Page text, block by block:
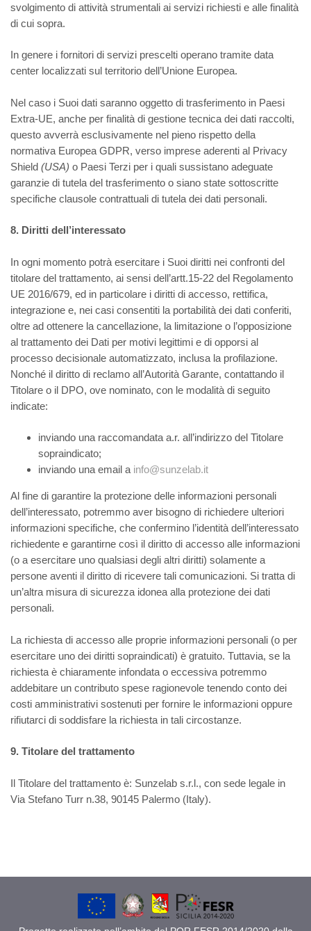
svolgimento di attività strumentali ai servizi richiesti e alle finalità
di cui sopra.
In genere i fornitori di servizi prescelti operano tramite data
center localizzati sul territorio dell’Unione Europea.
Nel caso i Suoi dati saranno oggetto di trasferimento in Paesi
Extra-UE, anche per finalità di gestione tecnica dei dati raccolti,
questo avverrà esclusivamente nel pieno rispetto della
normativa Europea GDPR, verso imprese aderenti al Privacy
Shield (USA) o Paesi Terzi per i quali sussistano adeguate
garanzie di tutela del trasferimento o siano state sottoscritte
specifiche clausole contrattuali di tutela dei dati personali.
8. Diritti dell’interessato
In ogni momento potrà esercitare i Suoi diritti nei confronti del
titolare del trattamento, ai sensi dell’artt.15-22 del Regolamento
UE 2016/679, ed in particolare i diritti di accesso, rettifica,
integrazione e, nei casi consentiti la portabilità dei dati conferiti,
oltre ad ottenere la cancellazione, la limitazione o l’opposizione
al trattamento dei Dati per motivi legittimi e di opporsi al
processo decisionale automatizzato, inclusa la profilazione.
Nonché il diritto di reclamo all’Autorità Garante, contattando il
Titolare o il DPO, ove nominato, con le modalità di seguito
indicate:
inviando una raccomandata a.r. all’indirizzo del Titolare
sopraindicato;
inviando una email a info@sunzelab.it
Al fine di garantire la protezione delle informazioni personali
dell’interessato, potremmo aver bisogno di richiedere ulteriori
informazioni specifiche, che confermino l’identità dell’interessato
richiedente e garantirne così il diritto di accesso alle informazioni
(o a esercitare uno qualsiasi degli altri diritti) solamente a
persone aventi il diritto di ricevere tali comunicazioni. Si tratta di
un’altra misura di sicurezza idonea alla protezione dei dati
personali.
La richiesta di accesso alle proprie informazioni personali (o per
esercitare uno dei diritti sopraindicati) è gratuito. Tuttavia, se la
richiesta è chiaramente infondata o eccessiva potremmo
addebitare un contributo spese ragionevole tenendo conto dei
costi amministrativi sostenuti per fornire le informazioni oppure
rifiutarci di soddisfare la richiesta in tali circostanze.
9. Titolare del trattamento
Il Titolare del trattamento è: Sunzelab s.r.l., con sede legale in
Via Stefano Turr n.38, 90145 Palermo (Italy).